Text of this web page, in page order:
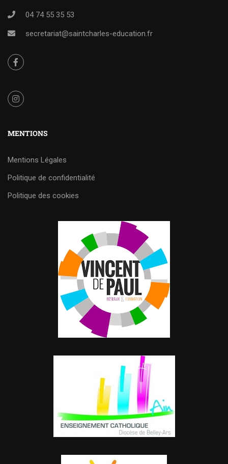
04 74 55 35 53
secretariat@saintcharles-education.fr
MENTIONS
Mentions Légales
Politique de confidentialité
Politique des cookies